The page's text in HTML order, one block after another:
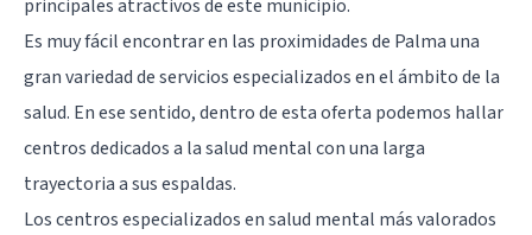
principales atractivos de este municipio.
Es muy fácil encontrar en las proximidades de Palma una
gran variedad de servicios especializados en el ámbito de la
salud. En ese sentido, dentro de esta oferta podemos hallar
centros dedicados a la salud mental con una larga
trayectoria a sus espaldas.
Los centros especializados en salud mental más valorados